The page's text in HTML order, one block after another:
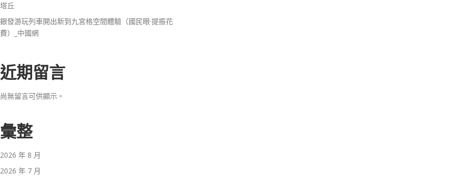
塔丘
銀發游玩列車開出新到九宮格空間體驗（國民眼·提振花
費）_中國網
近期留言
尚無留言可供顯示。
彙整
2026 年 8 月
2026 年 7 月